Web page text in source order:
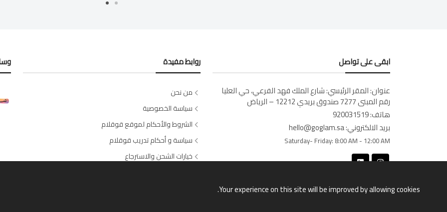
ابقى على تواصل
عنوان:المقر الرئيسي: شارع الملك فهد الفرعي، حي العليا
رقم المبنى 7277 صندوق بريدي 12212 – الرياض
هاتف:920031519
بريد الالكتروني:hello@goglam.sa
Saturday- Friday: 8:00 AM - 12:00 AM
روابط مفيدة
من نحن
سياسة الخصوصية
الشروط والأحكام لموقع قوقلام
سياسة و أحكام تدريب قوقلام
خيارات الشحن والاسترجاع
Your experience on this site will be improved by allowing cookies.